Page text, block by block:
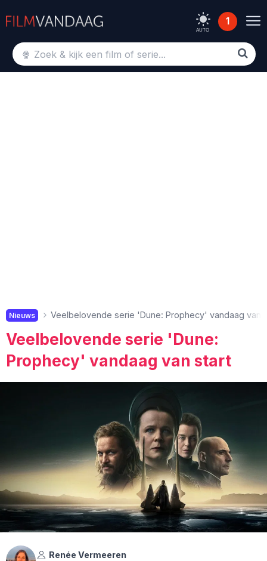
AUTO
1
Nieuws Veelbelovende serie 'Dune: Prophecy' vandaag van
Veelbelovende serie 'Dune:
Prophecy' vandaag van start
Renée Vermeeren